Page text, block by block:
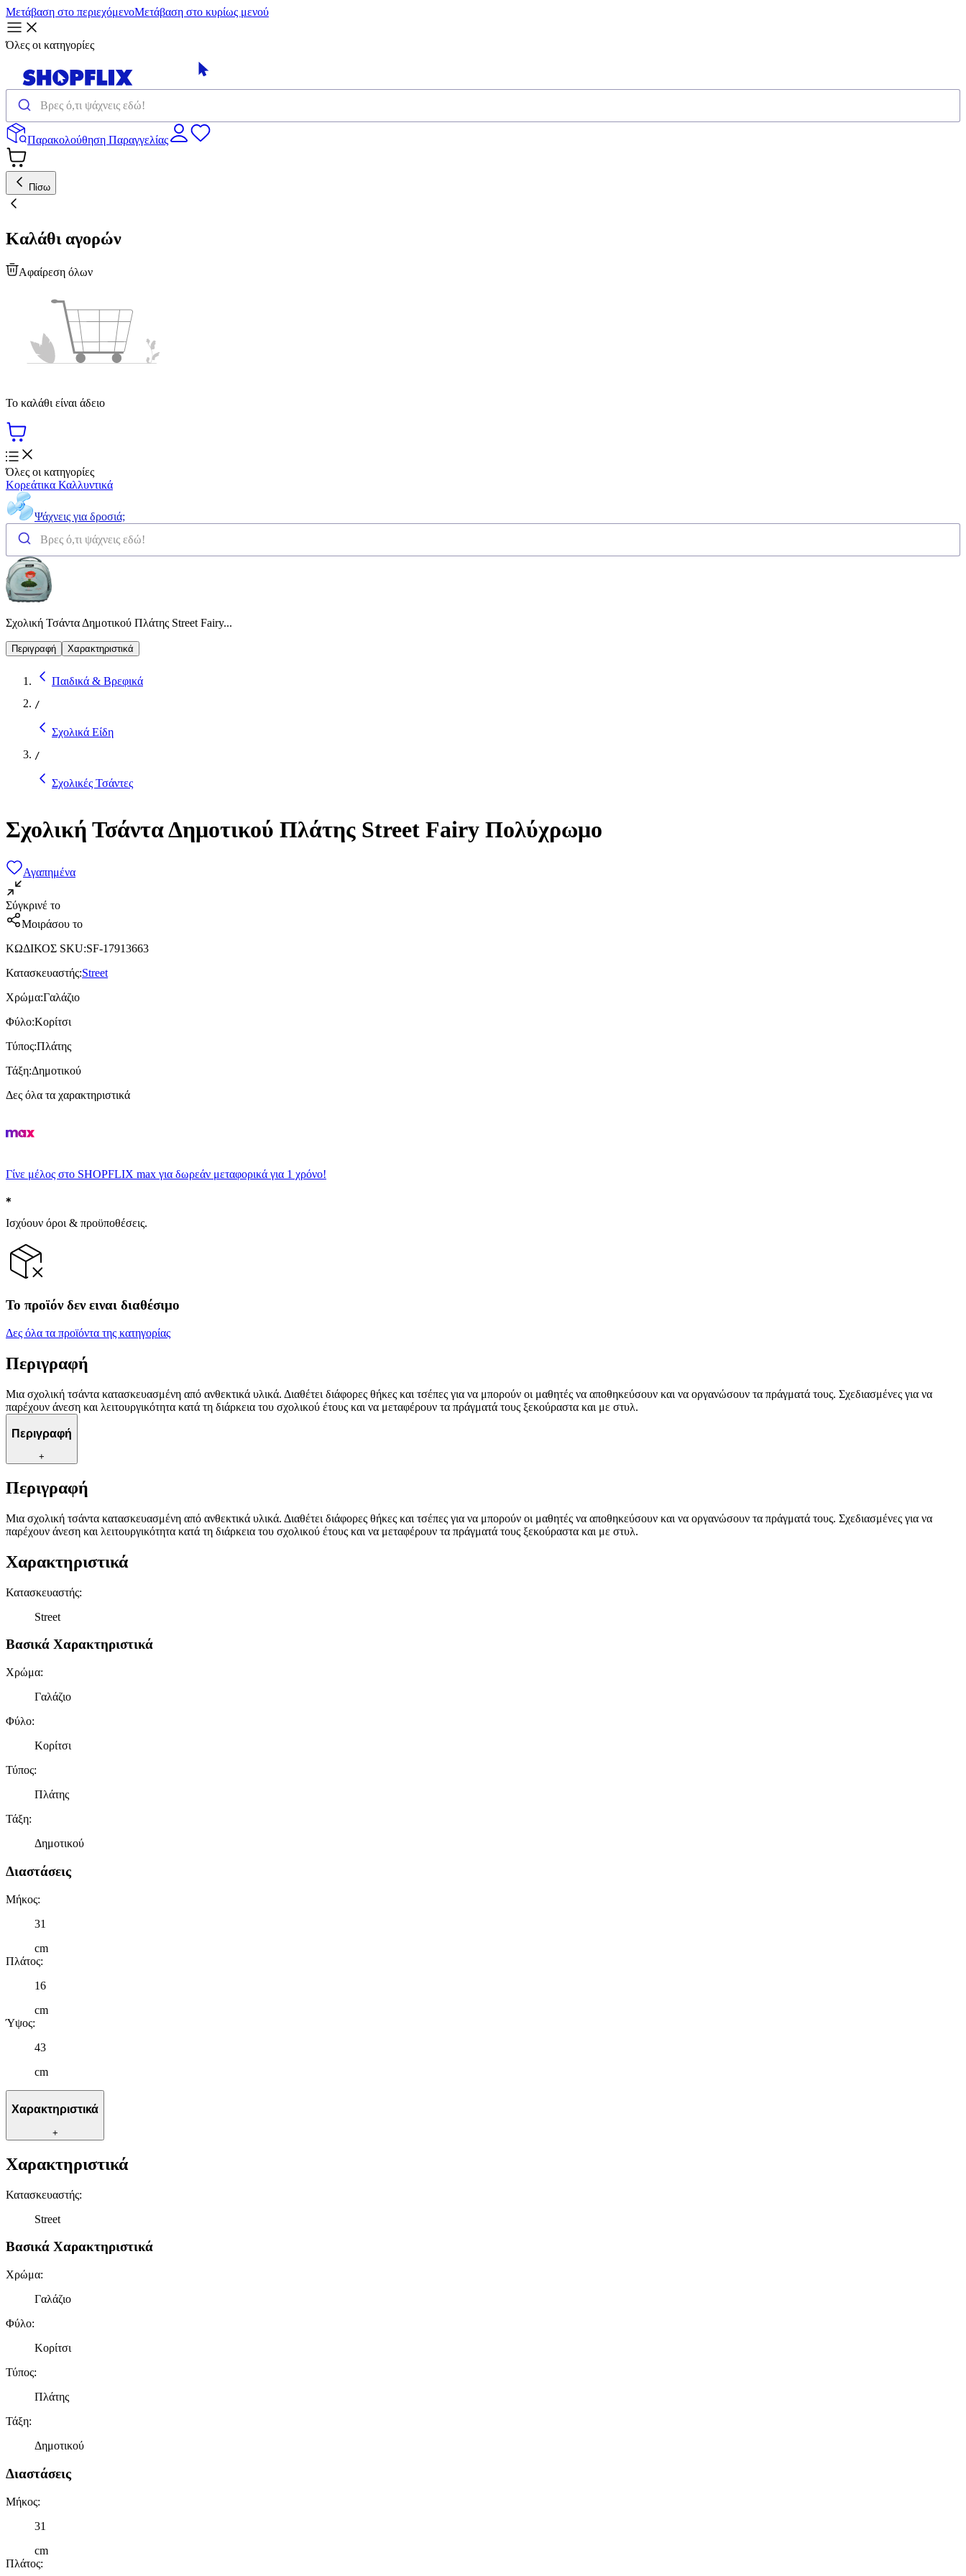
Μετάβαση στο περιεχόμενοΜετάβαση στο κυρίως μενού
Όλες οι κατηγορίες
Παρακολούθηση Παραγγελίας
Πίσω
Καλάθι αγορών
Αφαίρεση όλων
Το καλάθι είναι άδειο
Όλες οι κατηγορίες
Κορεάτικα Καλλυντικά
Ψάχνεις για δροσιά;
Σχολική Τσάντα Δημοτικού Πλάτης Street Fairy...
Περιγραφή Χαρακτηριστικά
Παιδικά & Βρεφικά
/
Σχολικά Είδη
/
Σχολικές Τσάντες
Σχολική Τσάντα Δημοτικού Πλάτης Street Fairy Πολύχρωμο
Αγαπημένα
Σύγκρινέ το
Μοιράσου το
ΚΩΔΙΚΟΣ SKU:SF-17913663
Κατασκευαστής:Street
Χρώμα:Γαλάζιο
Φύλο:Κορίτσι
Τύπος:Πλάτης
Τάξη:Δημοτικού
Δες όλα τα χαρακτηριστικά
Γίνε μέλος στο SHOPFLIX max για δωρεάν μεταφορικά για 1 χρόνο!
Ισχύουν όροι & προϋποθέσεις.
Το προϊόν δεν ειναι διαθέσιμο
Δες όλα τα προϊόντα της κατηγορίας
Περιγραφή
Μια σχολική τσάντα κατασκευασμένη από ανθεκτικά υλικά. Διαθέτει διάφορες θήκες και τσέπες για να μπορούν οι μαθητές να αποθηκεύσουν και να οργανώσουν τα πράγματά τους. Σχεδιασμένες για να
παρέχουν άνεση και λειτουργικότητα κατά τη διάρκεια του σχολικού έτους και να μεταφέρουν τα πράγματά τους ξεκούραστα και με στυλ.
Περιγραφή
+
Περιγραφή
Μια σχολική τσάντα κατασκευασμένη από ανθεκτικά υλικά. Διαθέτει διάφορες θήκες και τσέπες για να μπορούν οι μαθητές να αποθηκεύσουν και να οργανώσουν τα πράγματά τους. Σχεδιασμένες για να
παρέχουν άνεση και λειτουργικότητα κατά τη διάρκεια του σχολικού έτους και να μεταφέρουν τα πράγματά τους ξεκούραστα και με στυλ.
Χαρακτηριστικά
Κατασκευαστής:
Street
Βασικά Χαρακτηριστικά
Χρώμα:
Γαλάζιο
Φύλο:
Κορίτσι
Τύπος:
Πλάτης
Τάξη:
Δημοτικού
Διαστάσεις
Μήκος:
31
cm
Πλάτος:
16
cm
Ύψος:
43
cm
Χαρακτηριστικά
+
Χαρακτηριστικά
Κατασκευαστής:
Street
Βασικά Χαρακτηριστικά
Χρώμα:
Γαλάζιο
Φύλο:
Κορίτσι
Τύπος:
Πλάτης
Τάξη:
Δημοτικού
Διαστάσεις
Μήκος:
31
cm
Πλάτος: